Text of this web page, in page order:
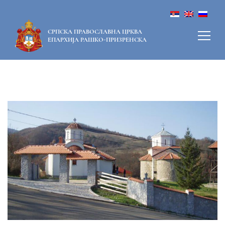
СРПСКА ПРАВОСЛАВНА ЦРКВА
ЕПАРХИЈА РАШКО-ПРИЗРЕНСКА